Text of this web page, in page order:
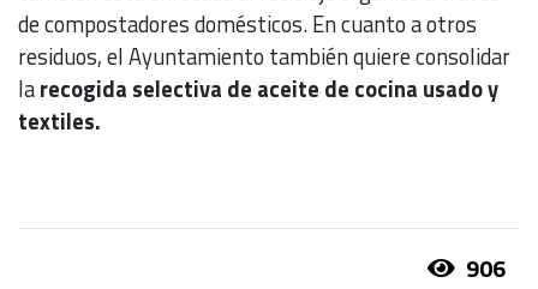
de compostadores domésticos. En cuanto a otros
residuos, el Ayuntamiento también quiere consolidar
larecogida selectiva de aceite de cocina usado y
textiles.
906